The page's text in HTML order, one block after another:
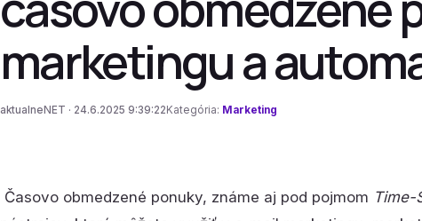
marketingu a
aktualneNET · 24.6.2025 9:39:22 Kategória: Marketing
Časovo obmedzené ponuky, známe aj pod pojmom Time-